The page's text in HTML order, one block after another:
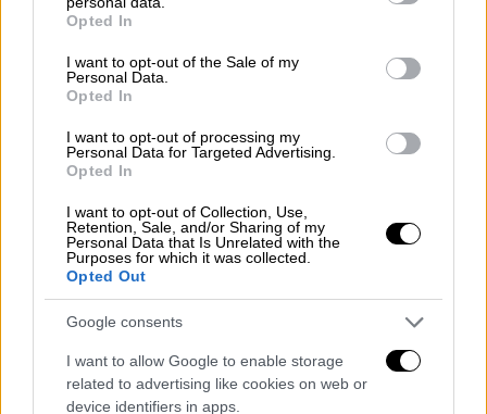
grant or deny consent to Google and its third-party tags to
use your data for below specified purposes in below Google
consent section.
Opted In
I want to opt-out of the Sale of my
Personal Data.
Opted In
I want to opt-out of processing my
Personal Data for Targeted Advertising.
Opted In
I want to opt-out of Collection, Use,
Retention, Sale, and/or Sharing of my
Personal Data that Is Unrelated with the
Purposes for which it was collected.
Opted Out
Google consents
I want to allow Google to enable storage
related to advertising like cookies on web or
device identifiers in apps.
αποστάσεις από τον «χώρο» του: Η
αιχμές Κατσέλη
Στη συνέχεια ο πρόεδρος του ΠΑΣΟΚ
ανέφερε ότι «
η Θεσσαλονίκη για πάρα πολλά
χρόνια δεν είχε την υποστήριξη
που θα
έπρεπενα έχει και σε αυτό έχουμε όλοι
ευθύνη. Ήρθε η ώρα τώρα να γίνουν όλα αυτά
τα σημαντικά έργα. Γιατί υπάρχουν
Στην ανάπλαση «πρέπει να